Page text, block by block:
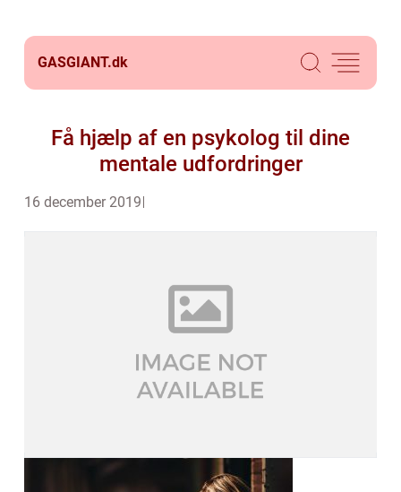
GASGIANT.dk
Få hjælp af en psykolog til dine
mentale udfordringer
16 december 2019